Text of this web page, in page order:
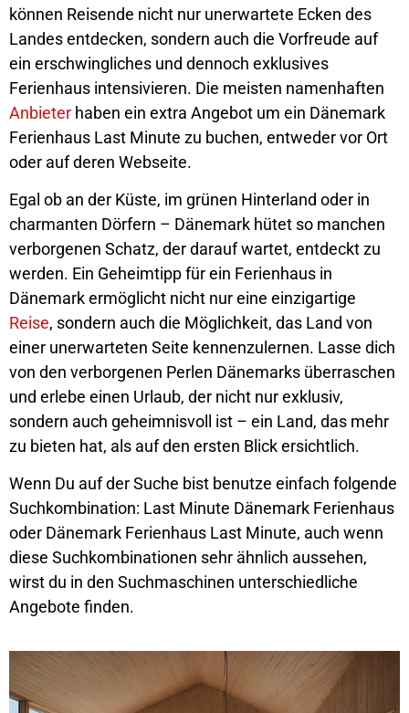
können Reisende nicht nur unerwartete Ecken des
Landes entdecken, sondern auch die Vorfreude auf
ein erschwingliches und dennoch exklusives
Ferienhaus intensivieren. Die meisten namenhaften
Anbieter haben ein extra Angebot um ein Dänemark
Ferienhaus Last Minute zu buchen, entweder vor Ort
oder auf deren Webseite.
Egal ob an der Küste, im grünen Hinterland oder in
charmanten Dörfern – Dänemark hütet so manchen
verborgenen Schatz, der darauf wartet, entdeckt zu
werden. Ein Geheimtipp für ein Ferienhaus in
Dänemark ermöglicht nicht nur eine einzigartige
Reise, sondern auch die Möglichkeit, das Land von
einer unerwarteten Seite kennenzulernen. Lasse dich
von den verborgenen Perlen Dänemarks überraschen
und erlebe einen Urlaub, der nicht nur exklusiv,
sondern auch geheimnisvoll ist – ein Land, das mehr
zu bieten hat, als auf den ersten Blick ersichtlich.
Wenn Du auf der Suche bist benutze einfach folgende
Suchkombination: Last Minute Dänemark Ferienhaus
oder Dänemark Ferienhaus Last Minute, auch wenn
diese Suchkombinationen sehr ähnlich aussehen,
wirst du in den Suchmaschinen unterschiedliche
Angebote finden.